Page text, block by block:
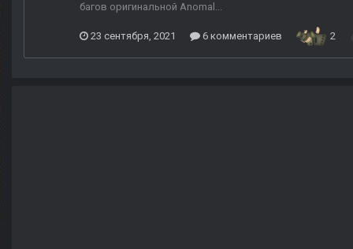
багов оригинальной Anomal...
23 сентября, 2021 6 комментариев 2